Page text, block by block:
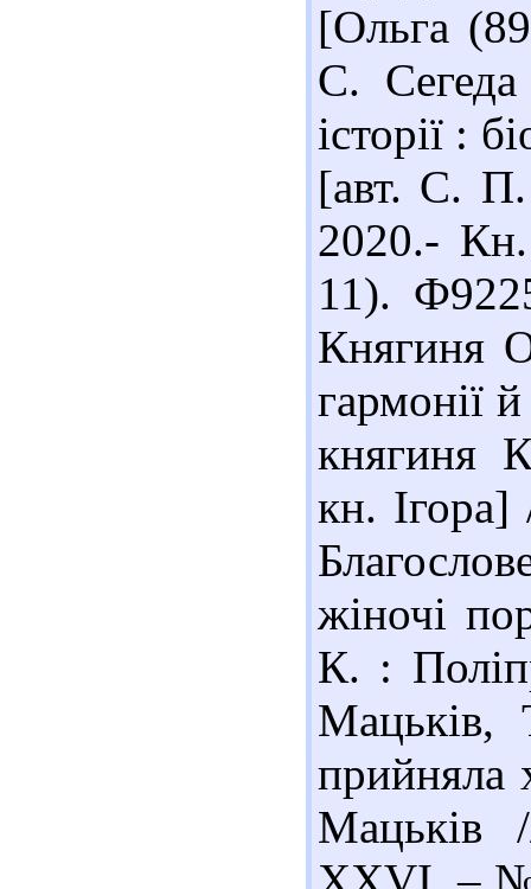
[Ольга
С. Сегеда
історії :
[авт. С.
2020.-
11).
Княгиня
гармонії
княгиня
кн.
жіночі
К. :
Мацьків,
прийняла
Мацьків